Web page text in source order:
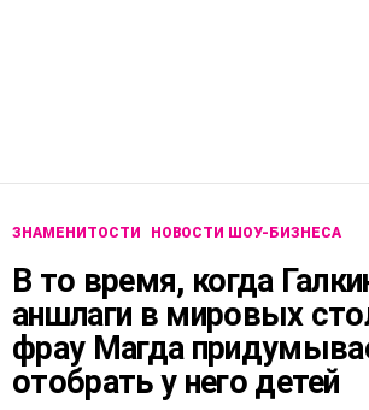
ЗНАМЕНИТОСТИ НОВОСТИ ШОУ-БИЗНЕСА
В то время, когда
аншлаги в мировых
фрау Магда
отобрать у него детей